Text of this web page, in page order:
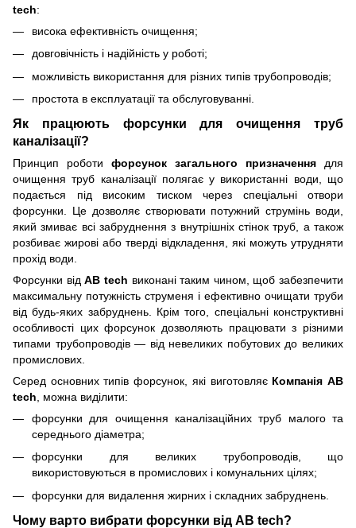
tech:
висока ефективність очищення;
довговічність і надійність у роботі;
можливість використання для різних типів трубопроводів;
простота в експлуатації та обслуговуванні.
Як працюють форсунки для очищення труб
каналізації?
Принцип роботи форсунок загального призначення для
очищення труб каналізації полягає у використанні води, що
подається під високим тиском через спеціальні отвори
форсунки. Це дозволяє створювати потужний струмінь води,
який змиває всі забруднення з внутрішніх стінок труб, а також
розбиває жирові або тверді відкладення, які можуть утрудняти
прохід води.
Форсунки відAB tech виконані таким чином, щоб забезпечити
максимальну потужність струменя і ефективно очищати труби
від будь-яких забруднень. Крім того, спеціальні конструктивні
особливості цих форсунок дозволяють працювати з різними
типами трубопроводів — від невеликих побутових до великих
промислових.
Серед основних типів форсунок, які виготовляє Компанія AB
tech , можна виділити:
форсунки для очищення каналізаційних труб малого та
середнього діаметра;
форсунки для великих трубопроводів, що
використовуються в промислових і комунальних цілях;
форсунки для видалення жирних і складних забруднень.
Чому варто вибрати форсунки від AB tech?